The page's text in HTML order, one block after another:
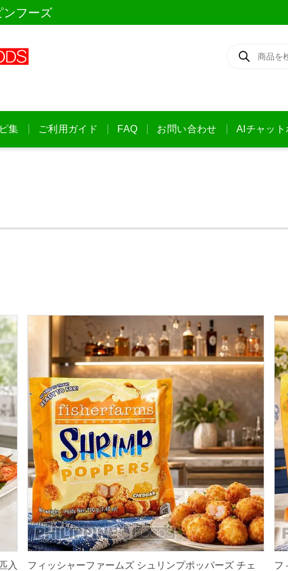
ンフーズ
集 ご利用ガイド FAQ お問い合わせ AIチャット
入
フィッシャーファームズ シュリンプポッパーズ チェ
フ